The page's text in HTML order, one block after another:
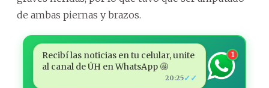
de ambas piernas y brazos.
Recibí las noticias en tu celular, unite
al canal de ÚH en WhatsApp 🤩
20:25✓✓
1